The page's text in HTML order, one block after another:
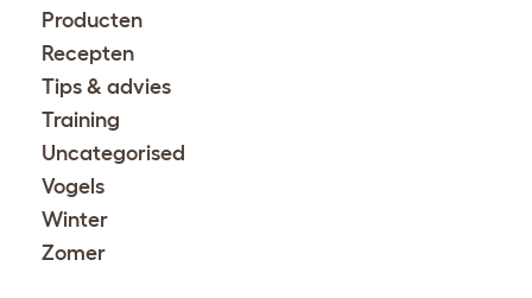
Producten
Recepten
Tips & advies
Training
Uncategorised
Vogels
Winter
Zomer